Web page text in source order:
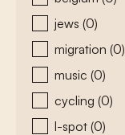
jews (0)
migration (0)
music (0)
cycling (0)
l-spot (0)